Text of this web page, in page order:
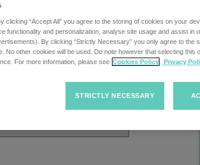
offres d'emploi
clicking “Accept All” you agree to the storing of cookies on your
functionality and personalization, analyse site usage and assist in
By clicking “Strictly Necessary” you only agree to the
No other cookies will be used. Do note however that selecting this
For more information, please see Cookies Policy Privacy
STRICTLY NECESSARY